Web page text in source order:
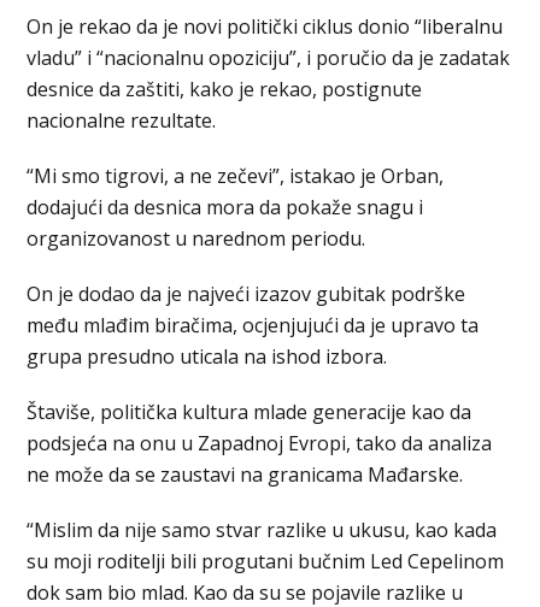
On je rekao da je novi politički ciklus donio “liberalnu
vladu” i “nacionalnu opoziciju”, i poručio da je zadatak
desnice da zaštiti, kako je rekao, postignute
nacionalne rezultate.
“Mi smo tigrovi, a ne zečevi”, istakao je Orban,
dodajući da desnica mora da pokaže snagu i
organizovanost u narednom periodu.
On je dodao da je najveći izazov gubitak podrške
među mlađim biračima, ocjenjujući da je upravo ta
grupa presudno uticala na ishod izbora.
Štaviše, politička kultura mlade generacije kao da
podsjeća na onu u Zapadnoj Evropi, tako da analiza
ne može da se zaustavi na granicama Mađarske.
“Mislim da nije samo stvar razlike u ukusu, kao kada
su moji roditelji bili progutani bučnim Led Cepelinom
dok sam bio mlad. Kao da su se pojavile razlike u